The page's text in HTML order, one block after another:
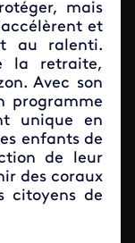
mais
et
au ralenti.
la retraite,
Avec son
programme
unique en
enfants de
de leur
des coraux
citoyens de